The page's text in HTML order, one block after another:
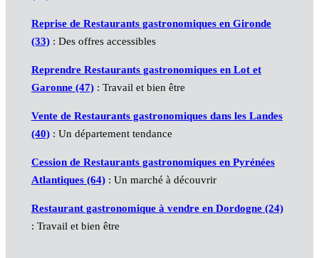
Reprise de Restaurants gastronomiques en Gironde
(33): Des offres accessibles
Reprendre Restaurants gastronomiques en Lot et
Garonne (47): Travail et bien être
Vente de Restaurants gastronomiques dans les Landes
(40): Un département tendance
Cession de Restaurants gastronomiques en Pyrénées
Atlantiques (64): Un marché à découvrir
Restaurant gastronomique à vendre en Dordogne (24)
: Travail et bien être